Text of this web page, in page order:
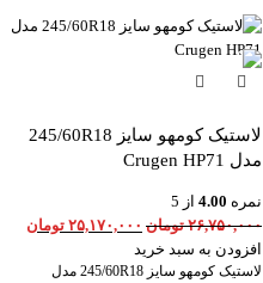
-6%
لاستیک کومهو سایز 245/60R18
مدل Crugen HP71
نمره 4.00 از 5
۲۶,۷۵۰,۰۰۰ تومان ۲۵,۱۷۰,۰۰۰ تومان
افزودن به سبد خرید
لاستیک کومهو سایز 245/60R18 مدل